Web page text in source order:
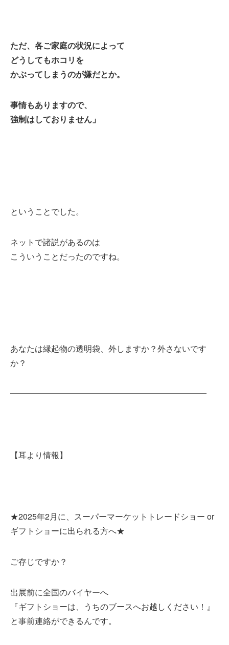
ただ、各ご家庭の状況によって
どうしてもホコリを
かぶってしまうのが嫌だとか。
事情もありますので、
強制はしておりません」
ということでした。
ネットで諸説があるのは
こういうことだったのですね。
あなたは縁起物の透明袋、外しますか？外さないです
か？
━━━━━━━━━━━━━━━━━━━━━━━━
【耳より情報】
★2025年2月に、スーパーマーケットトレードショー or
ギフトショーに出られる方へ★
ご存じですか？
出展前に全国のバイヤーへ
『ギフトショーは、うちのブースへお越しください！』
と事前連絡ができるんです。